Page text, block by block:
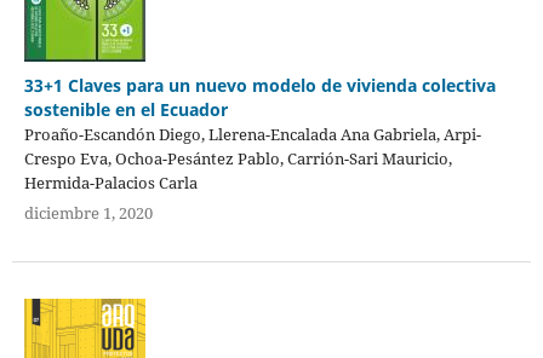
33+1 Claves para un nuevo modelo de vivienda colectiva
sostenible en el Ecuador
Proaño-Escandón Diego, Llerena-Encalada Ana Gabriela, Arpi-
Crespo Eva, Ochoa-Pesántez Pablo, Carrión-Sari Mauricio,
Hermida-Palacios Carla
diciembre 1, 2020